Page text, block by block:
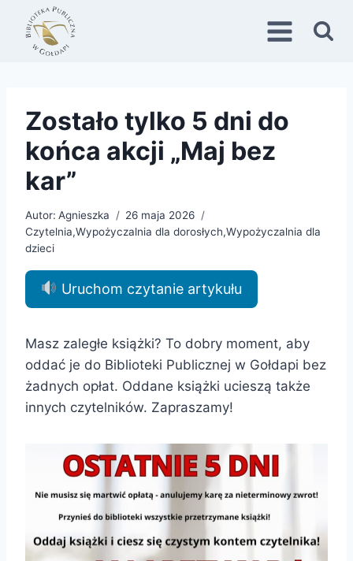
Przejdź
treści
Zostało tylko 5 dni do
końca akcji „Maj bez
kar”
Autor: Agnieszka
26 maja 2026
Czytelnia,Wypożyczalnia dla dorosłych,Wypożyczalnia dla
dzieci
Uruchom czytanie artykułu
Masz zaległe książki? To dobry moment, aby
oddać je do Biblioteki Publicznej w Gołdapi bez
żadnych opłat. Oddane książki ucieszą także
innych czytelników. Zapraszamy!